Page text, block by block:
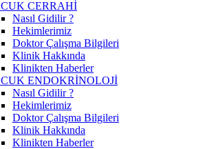
CERRAHİ
Nasıl Gidilir ?
Hekimlerimiz
Doktor Çalışma Bilgileri
Klinik Hakkında
Klinikten Haberler
ENDOKRİNOLOJİ
Nasıl Gidilir ?
Hekimlerimiz
Doktor Çalışma Bilgileri
Klinik Hakkında
Klinikten Haberler